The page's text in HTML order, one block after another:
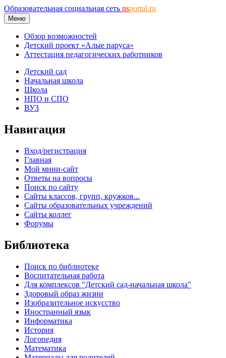
Образовательная социальная сеть nsportal.ru
Меню
Обзор возможностей
Детский проект «Алые паруса»
Аттестация педагогических работников
Детский сад
Начальная школа
Школа
НПО и СПО
ВУЗ
Навигация
Вход/регистрация
Главная
Мой мини-сайт
Ответы на вопросы
Поиск по сайту
Сайты классов, групп, кружков...
Сайты образовательных учреждений
Сайты коллег
Форумы
Библиотека
Поиск по библиотеке
Воспитательная работа
Для комплексов "Детский сад-начальная школа"
Здоровый образ жизни
Изобразительное искусство
Иностранный язык
Информатика
История
Логопедия
Математика